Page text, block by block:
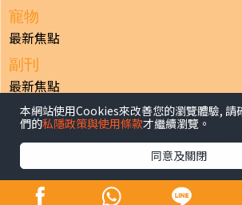
寵物
最新焦點
副刊
最新焦點
日報
揭頁版 港聞 財經/地產 中國/國際
體育 專題/人物
香
本網站使用Cookies來改善您的瀏覽體驗, 請
們的私隱政策與使用條款才繼續瀏覽。
同意及關閉